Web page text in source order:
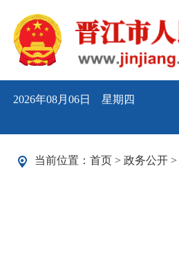
2026年08月06日 星期四
当前位置： 首页 > 政务公开 >